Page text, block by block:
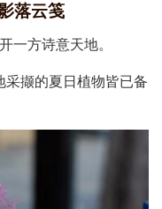
落云笺
一方诗意天地。
撷的夏日植物皆已备